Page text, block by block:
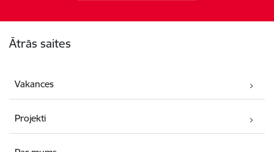
Ātrās saites
Vakances
Projekti